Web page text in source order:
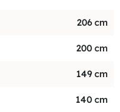
206 cm
200 cm
149 cm
140 cm